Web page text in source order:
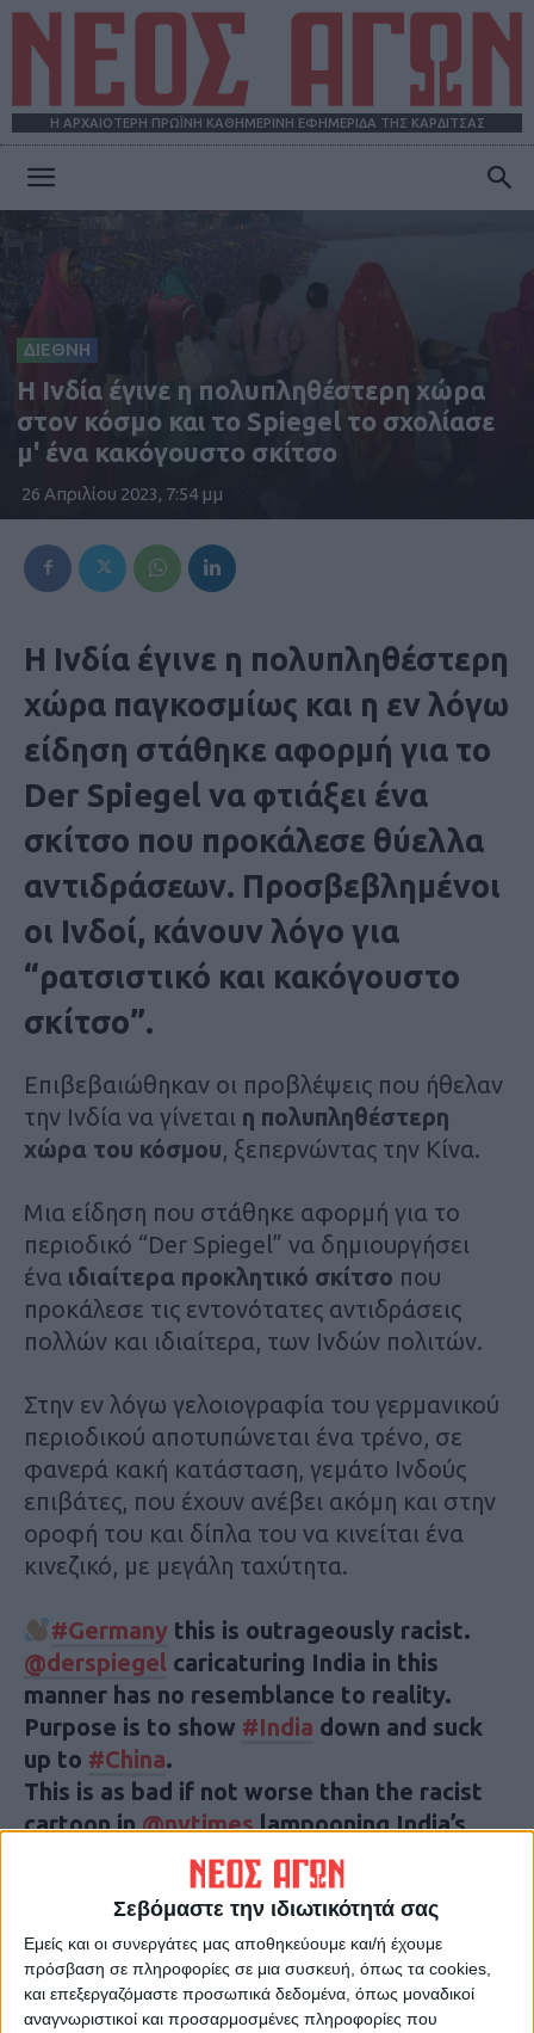
Σεβόμαστε την ιδιωτικότητά σας
Εμείς και οι συνεργάτες μας αποθηκεύουμε και/ή έχουμε
πρόσβαση σε πληροφορίες σε μια συσκευή, όπως τα cookies,
και επεξεργαζόμαστε προσωπικά δεδομένα, όπως μοναδικοί
αναγνωριστικοί και προσαρμοσμένες πληροφορίες που
Η ΑΡΧΑΙΟΤΕΡΗ ΠΡΩΪΝΗ ΚΑΘΗΜΕΡΙΝΗ ΕΦΗΜΕΡΙΔΑ ΤΗΣ ΚΑΡΔΙΤΣΑΣ
ΔΙΕΘΝΗ
H Ινδία έγινε η πολυπληθέστερη χώρα
στον κόσμο και το Spiegel το σχολίασε
μ' ένα κακόγουστο σκίτσο
26 Απριλίου 2023, 7:54 μμ
Η Ινδία έγινε η πολυπληθέστερη
χώρα παγκοσμίως και η εν λόγω
είδηση στάθηκε αφορμή για το
Der Spiegel να φτιάξει ένα
σκίτσο που προκάλεσε θύελλα
αντιδράσεων. Προσβεβλημένοι
οι Ινδοί, κάνουν λόγο για
“ρατσιστικό και κακόγουστο
σκίτσο”.
Επιβεβαιώθηκαν οι προβλέψεις που ήθελαν
την Ινδία να γίνεται η πολυπληθέστερη
χώρα του κόσμου, ξεπερνώντας την Κίνα.
Μια είδηση που στάθηκε αφορμή για το
περιοδικό “Der Spiegel” να δημιουργήσει
ένα ιδιαίτερα προκλητικό σκίτσο που
προκάλεσε τις εντονότατες αντιδράσεις
πολλών και ιδιαίτερα, των Ινδών πολιτών.
Στην εν λόγω γελοιογραφία του γερμανικού
περιοδικού αποτυπώνεται ένα τρένο, σε
φανερά κακή κατάσταση, γεμάτο Ινδούς
επιβάτες, που έχουν ανέβει ακόμη και στην
οροφή του και δίπλα του να κινείται ένα
κινεζικό, με μεγάλη ταχύτητα.
#Germanythis is outrageously racist.
@derspiegel caricaturing India in this
manner has no resemblance to reality.
Purpose is to show #India down and suck
up to #China.
This is as bad if not worse than the racist
cartoon in@nytimeslampooning India’s
successful Mars mission.
pic.twitter.com/z9MxcPQC7u
— Kanchan Gupta
(@KanchanGupta)
April 23, 2023
Ακόμη και ο ομοσπονδιακός υπουργός